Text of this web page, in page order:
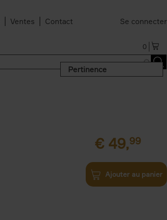
Ventes Contact Se connecter
0
Pertinence
€ 49,99
Ajouter au panier